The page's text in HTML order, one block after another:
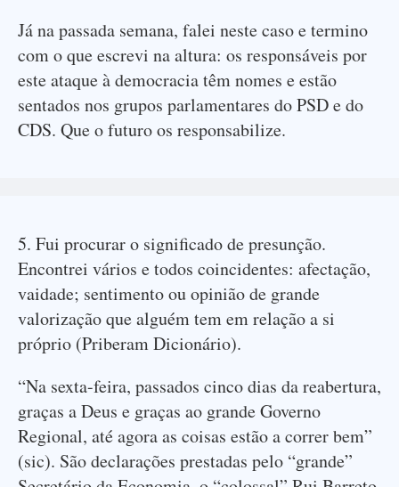
Já na passada semana, falei neste caso e termino
com o que escrevi na altura: os responsáveis por
este ataque à democracia têm nomes e estão
sentados nos grupos parlamentares do PSD e do
CDS. Que o futuro os responsabilize.
5. Fui procurar o significado de presunção.
Encontrei vários e todos coincidentes: afectação,
vaidade; sentimento ou opinião de grande
valorização que alguém tem em relação a si
próprio (Priberam Dicionário).
“Na sexta-feira, passados cinco dias da reabertura,
graças a Deus e graças ao grande Governo
Regional, até agora as coisas estão a correr bem”
(sic). São declarações prestadas pelo “grande”